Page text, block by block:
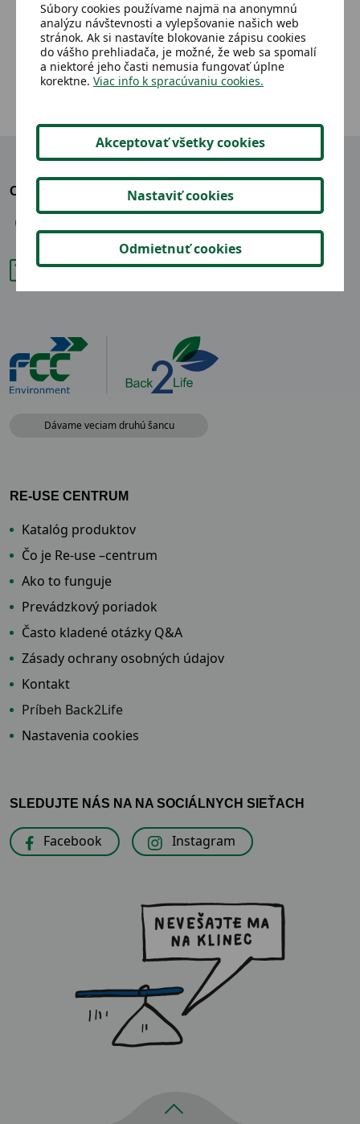
Detail 1,00 €
OZVITE SA NÁM
+421 904 865 914
back2life@fcc-group.sk
Dávame veciam druhú šancu
RE-USE CENTRUM
Katalóg produktov
Čo je Re-use –centrum
Ako to funguje
Prevádzkový poriadok
Často kladené otázky Q&A
Zásady ochrany osobných údajov
Kontakt
Príbeh Back2Life
Nastavenia cookies
SLEDUJTE NÁS NA NA SOCIÁLNYCH SIEŤACH
Facebook Instagram
Súbory cookies používame najmä na anonymnú
analýzu návštevnosti a vylepšovanie našich web
stránok. Ak si nastavíte blokovanie zápisu cookies
do vášho prehliadača, je možné, že web sa spomalí
a niektoré jeho časti nemusia fungovať úplne
korektne. Viac info k spracúvaniu cookies.
Akceptovať všetky cookies
Nastaviť cookies
Odmietnuť cookies